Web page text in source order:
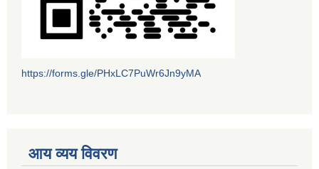
https://forms.gle/PHxLC7PuWr6Jn9yMA
आय व्यय विवरण